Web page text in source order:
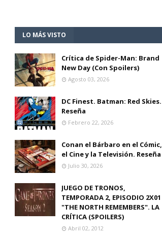
LO MÁS VISTO
Crítica de Spider-Man: Brand
New Day (Con Spoilers)
Agosto 03, 2026
DC Finest. Batman: Red Skies.
Reseña
Febrero 22, 2026
Conan el Bárbaro en el Cómic,
el Cine y la Televisión. Reseña
Julio 30, 2026
JUEGO DE TRONOS,
TEMPORADA 2, EPISODIO 2X01
"THE NORTH REMEMBERS". LA
CRÍTICA (SPOILERS)
Abril 02, 2012